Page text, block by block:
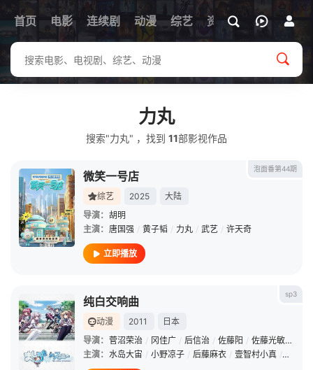
首页 电影 连续剧 动漫 综艺 资讯
力丸
搜索"力丸" ，找到 11部影视作品
泡面番第44期
微笑一号店
综艺 2025
大陆
导演： 胡明
主演： 唐国强 / 黄子韬 / 力丸 / 武艺 / 许天奇
立即播放
sp3
纯白交响曲
动漫 2011
日本
导演： 菅沼荣治 / 冈佳广 / 后信治 / 佐藤阳 / 佐藤光敏 /
主演： 水岛大宙 / 小野凉子 / 后藤麻衣 / 壹智村小真 / 力丸乃